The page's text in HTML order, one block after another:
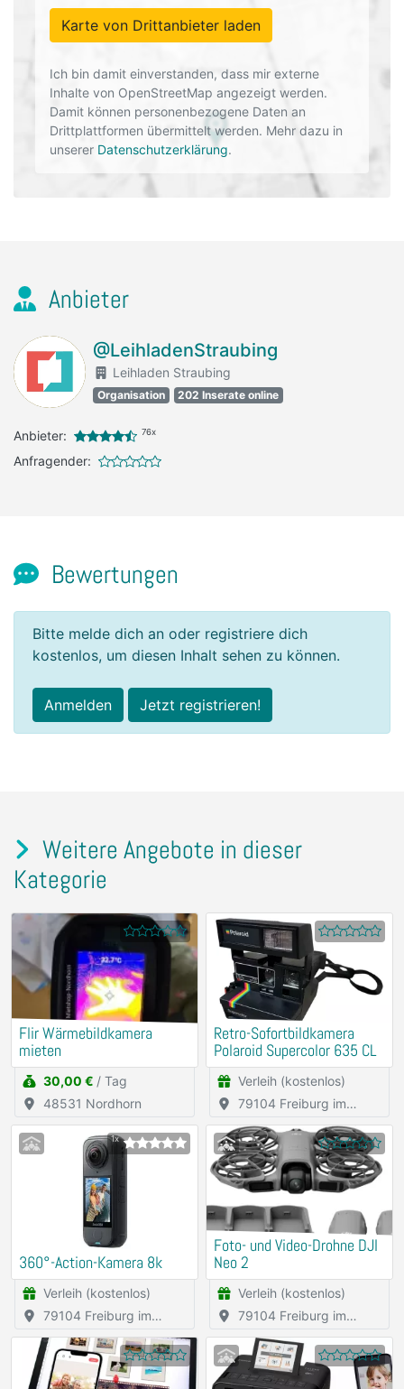
Karte von Drittanbieter laden
Ich bin damit einverstanden, dass mir externe
Inhalte von OpenStreetMap angezeigt werden.
Damit können personenbezogene Daten an
Drittplattformen übermittelt werden. Mehr dazu in
unserer Datenschutzerklärung.
Anbieter
@LeihladenStraubing
Leihladen Straubing
Organisation 202 Inserate online
Anbieter: 76x
Anfragender:
Bewertungen
Bitte melde dich an oder registriere dich
kostenlos, um diesen Inhalt sehen zu können.
Anmelden Jetzt registrieren!
Weitere Angebote in dieser
Kategorie
Flir Wärmebildkamera
mieten
30,00 € / Tag
48531 Nordhorn
Retro-Sofortbildkamera
Polaroid Supercolor 635 CL
Verleih (kostenlos)
Breisgau
1x
360°-Action-Kamera 8k
Verleih (kostenlos)
Breisgau
Foto- und Video-Drohne DJI
Neo 2
Verleih (kostenlos)
Breisgau